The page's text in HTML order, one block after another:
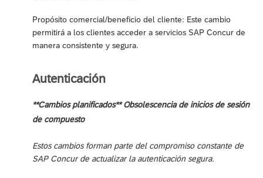
Propósito comercial/beneficio del cliente: Este cambio
permitirá a los clientes acceder a servicios SAP Concur de
manera consistente y segura.
Autenticación
**Cambios planificados** Obsolescencia de inicios de sesión
de compuesto
Estos cambios forman parte del compromiso constante de
SAP Concur de actualizar la autenticación segura.